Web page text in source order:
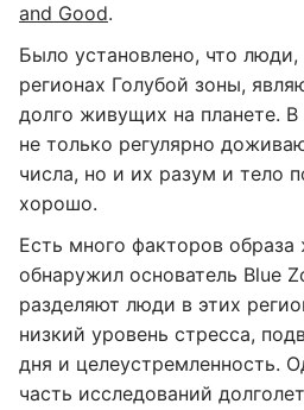
and Good.
Было установлено, что
регионах Голубой зоны,
долго живущих на планете.
не только регулярно
числа, но и их разум и тело
хорошо.
Есть много факторов
обнаружил основатель Blue
разделяют люди в этих
низкий уровень стресса,
дня и целеустремленность.
часть исследований